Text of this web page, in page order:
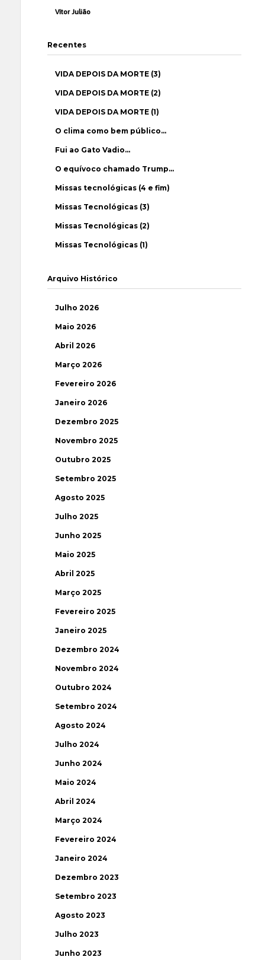
Vítor Julião
Recentes
VIDA DEPOIS DA MORTE (3)
VIDA DEPOIS DA MORTE (2)
VIDA DEPOIS DA MORTE (1)
O clima como bem público…
Fui ao Gato Vadio…
O equívoco chamado Trump…
Missas tecnológicas (4 e fim)
Missas Tecnológicas (3)
Missas Tecnológicas (2)
Missas Tecnológicas (1)
Arquivo Histórico
Julho 2026
Maio 2026
Abril 2026
Março 2026
Fevereiro 2026
Janeiro 2026
Dezembro 2025
Novembro 2025
Outubro 2025
Setembro 2025
Agosto 2025
Julho 2025
Junho 2025
Maio 2025
Abril 2025
Março 2025
Fevereiro 2025
Janeiro 2025
Dezembro 2024
Novembro 2024
Outubro 2024
Setembro 2024
Agosto 2024
Julho 2024
Junho 2024
Maio 2024
Abril 2024
Março 2024
Fevereiro 2024
Janeiro 2024
Dezembro 2023
Setembro 2023
Agosto 2023
Julho 2023
Junho 2023